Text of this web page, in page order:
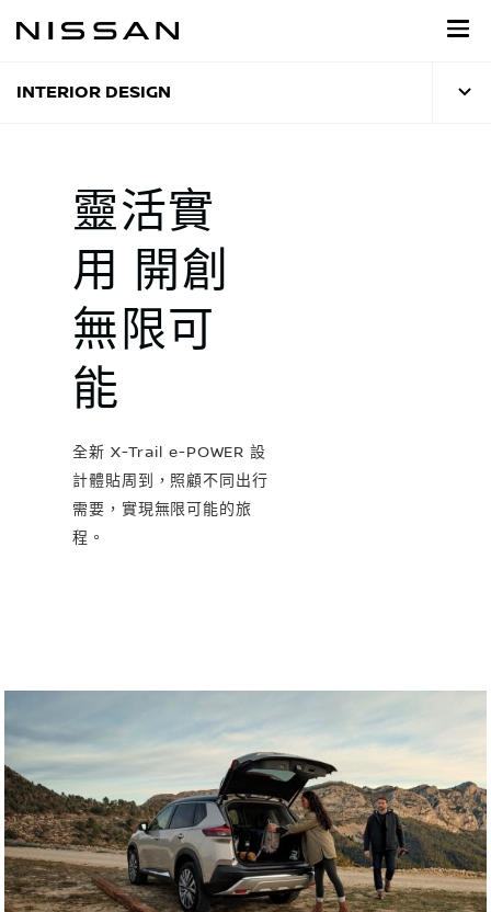
INTERIOR DESIGN
靈活實
用 開創
無限可
能
全新 X-Trail e-POWER 設
計體貼周到，照顧不同出行
需要，實現無限可能的旅
程。